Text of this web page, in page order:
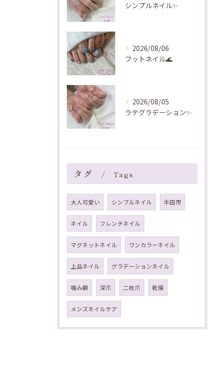
シンプルネイル✨️
2026/08/06
フットネイル🌊
2026/08/05
ラテグラデーション✨️
タグ Tags
大人可愛い シンプルネイル 半田市
ネイル フレンチネイル
マグネットネイル ワンカラーネイル
上品ネイル グラデーションネイル
噛み癖 深爪 二枚爪 乾燥
メンズネイルケア